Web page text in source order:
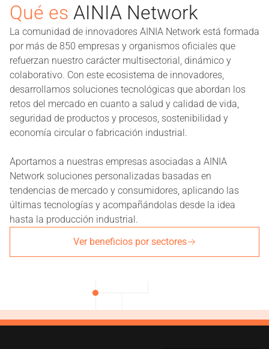
Qué es AINIA Network
La comunidad de innovadores AINIA Network está formada
por más de 850 empresas y organismos oficiales que
refuerzan nuestro carácter multisectorial, dinámico y
colaborativo. Con este ecosistema de innovadores,
desarrollamos soluciones tecnológicas que abordan los
retos del mercado en cuanto a salud y calidad de vida,
seguridad de productos y procesos, sostenibilidad y
economía circular o fabricación industrial.
Aportamos a nuestras empresas asociadas a AINIA
Network soluciones personalizadas basadas en
tendencias de mercado y consumidores, aplicando las
últimas tecnologías y acompañándolas desde la idea
hasta la producción industrial.
Ver beneficios por sectores